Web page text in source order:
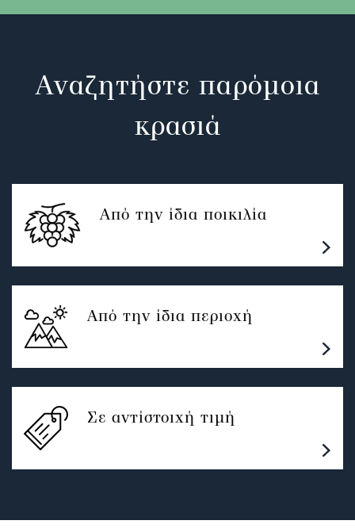
Αναζητήστε παρόμοια
κρασιά
Από την ίδια ποικιλία
Από την ίδια περιοχή
Σε αντίστοιχή τιμή